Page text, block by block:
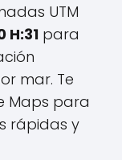
UTM
H:31 para
mar. Te
Maps para
rápidas y